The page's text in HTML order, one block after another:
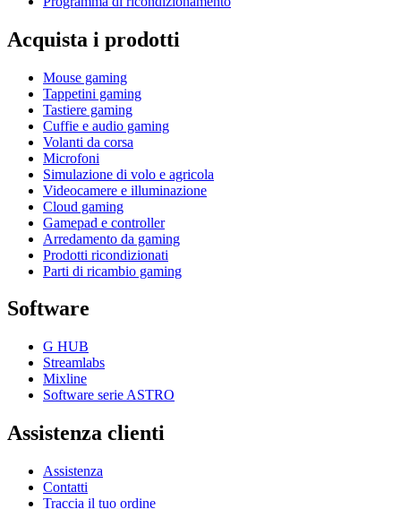
Acquista i prodotti
Mouse gaming
Tappetini gaming
Tastiere gaming
Cuffie e audio gaming
Volanti da corsa
Microfoni
Simulazione di volo e agricola
Videocamere e illuminazione
Cloud gaming
Gamepad e controller
Arredamento da gaming
Prodotti ricondizionati
Parti di ricambio gaming
Software
G HUB
Streamlabs
Mixline
Software serie ASTRO
Assistenza clienti
Assistenza
Contatti
Traccia il tuo ordine